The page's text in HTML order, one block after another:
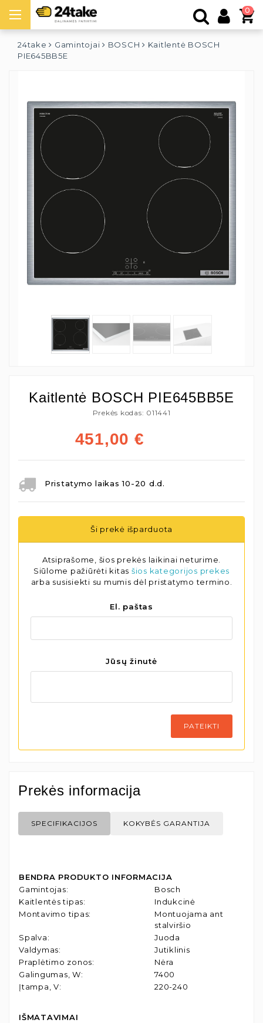
0
24take Gamintojai BOSCH
Kaitlentė BOSCH
PIE645BB5E
Kaitlentė BOSCH PIE645BB5E
Prekės kodas: 011441
451,00 €
Pristatymo laikas 10-20 d.d.
Ši prekė išparduota
Atsiprašome, šios prekės laikinai neturime.
Siūlome pažiūrėti kitas šios kategorijos prekes
arba susisiekti su mumis dėl pristatymo termino.
El. paštas
Jūsų žinutė
PATEIKTI
Prekės informacija
SPECIFIKACIJOS KOKYBĖS GARANTIJA
BENDRA PRODUKTO INFORMACIJA
Gamintojas:
Bosch
Kaitlentės tipas:
Indukcinė
Montavimo tipas:
Montuojama ant
stalviršio
Spalva:
Juoda
Valdymas:
Jutiklinis
Praplėtimo zonos:
Nėra
Galingumas, W:
7400
Įtampa, V: 220-240
IŠMATAVIMAI